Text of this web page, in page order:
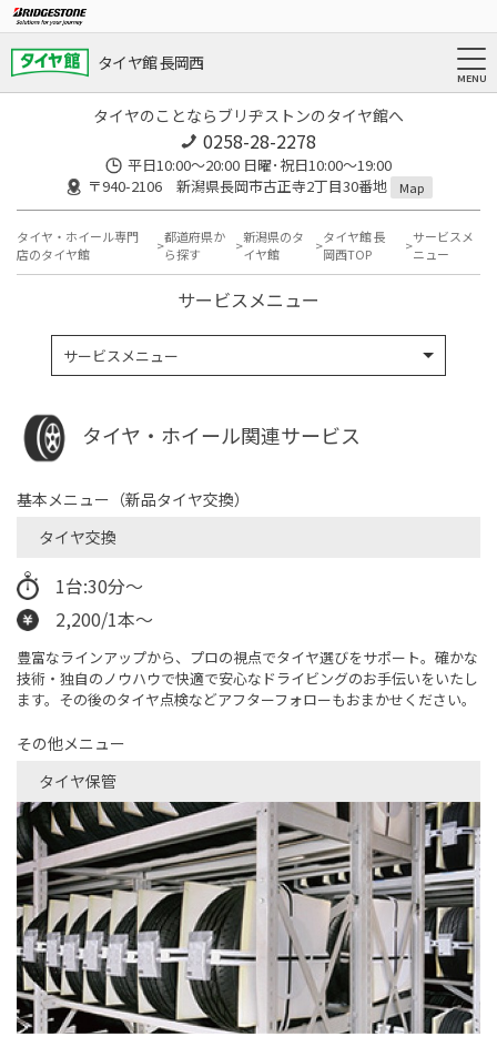
タイヤ館 長岡西
タイヤのことならブリヂストンのタイヤ館へ
0258-28-2278
平日10:00～20:00 日曜･祝日10:00～19:00
〒940-2106 新潟県長岡市古正寺2丁目30番地
Map
タイヤ・ホイール専門
店のタイヤ館
都道府県か
ら探す
新潟県のタ
イヤ館
タイヤ館 長
岡西TOP
サービスメ
ニュー
サービスメニュー
サービスメニュー
タイヤ・ホイール関連サービス
基本メニュー（新品タイヤ交換）
タイヤ交換
1台:30分〜
2,200/1本〜
豊富なラインアップから、プロの視点でタイヤ選びをサポート。確かな
技術・独自のノウハウで快適で安心なドライビングのお手伝いをいたし
ます。その後のタイヤ点検などアフターフォローもおまかせください。
その他メニュー
タイヤ保管